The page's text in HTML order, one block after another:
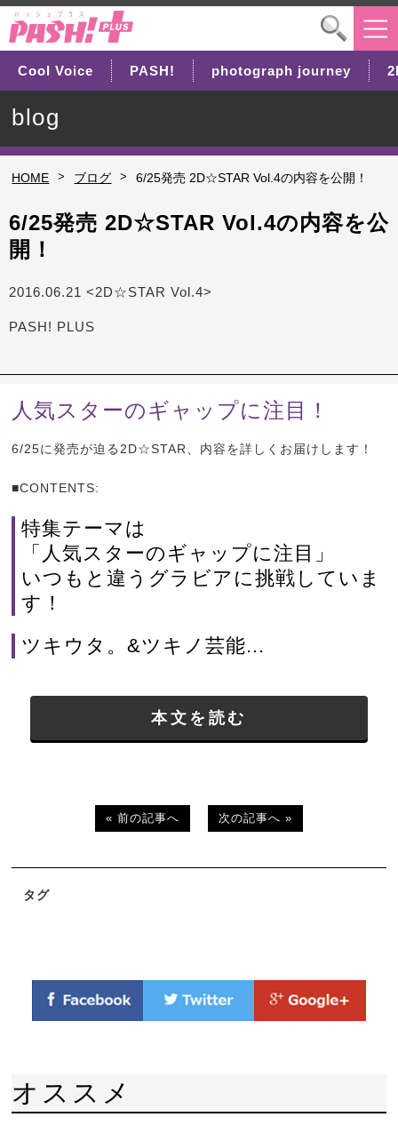
Cool Voice PASH! photograph journey
blog
HOME > ブログ > 6/25発売 2D☆STAR Vol.4の内容を公開！
6/25発売 2D☆STAR Vol.4の内容を公
開！
2016.06.21 <2D☆STAR Vol.4>
PASH! PLUS
人気スターのギャップに注目！
6/25に発売が迫る 2D☆STAR 、内容を詳しくお届けします！
■CONTENTS:
特集テーマは
「人気スターのギャップに注目」
いつもと違うグラビアに挑戦していま
す！
ツキウタ。&ツキノ芸能...
本文を読む
« 前の記事へ 次の記事へ »
タグ
オススメ